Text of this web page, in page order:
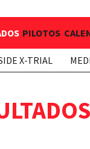
PILOTOS
X-TRIAL